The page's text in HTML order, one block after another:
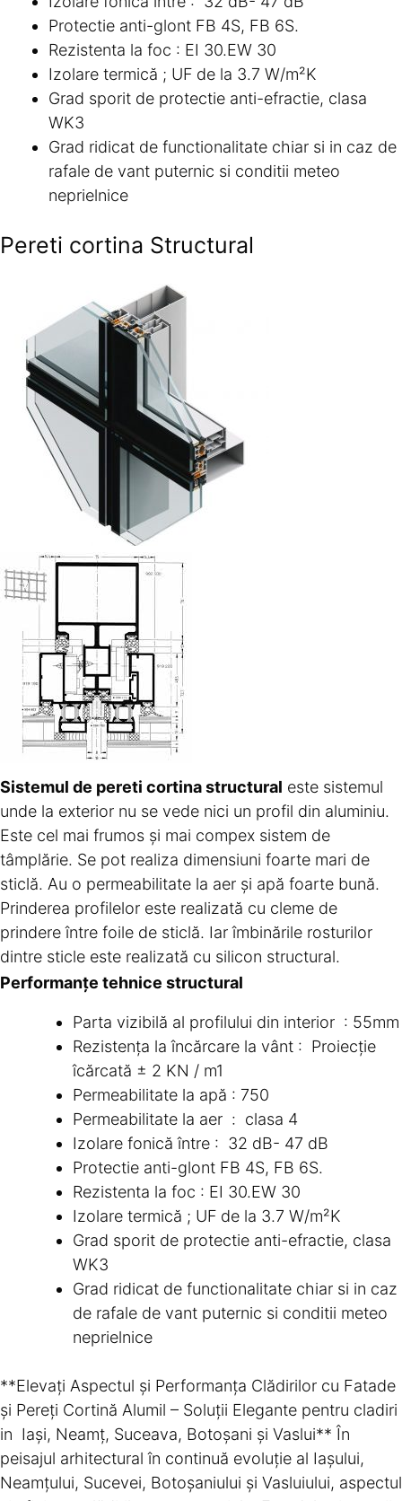
Protectie anti-glont FB 4S, FB 6S.
Rezistenta la foc : EI 30.EW 30
Izolare termică ; UF de la 3.7 W/m²K
Grad sporit de protectie anti-efractie, clasa
WK3
Grad ridicat de functionalitate chiar si in caz de
rafale de vant puternic si conditii meteo
neprielnice
Pereti cortina Structural
Sistemul de pereti cortina structural este sistemul
unde la exterior nu se vede nici un profil din aluminiu.
Este cel mai frumos și mai compex sistem de
tâmplărie. Se pot realiza dimensiuni foarte mari de
sticlă. Au o permeabilitate la aer și apă foarte bună.
Prinderea profilelor este realizată cu cleme de
prindere între foile de sticlă. Iar îmbinările rosturilor
dintre sticle este realizată cu silicon structural.
Performanțe tehnice structural
Parta vizibilă al profilului din interior : 55mm
Rezistența la încărcare la vânt : Proiecție
îcărcată ± 2 KN / m1
Permeabilitate la apă : 750
Permeabilitate la aer : clasa 4
Izolare fonică între : 32 dB- 47 dB
Protectie anti-glont FB 4S, FB 6S.
Rezistenta la foc : EI 30.EW 30
Izolare termică ; UF de la 3.7 W/m²K
Grad sporit de protectie anti-efractie, clasa
WK3
Grad ridicat de functionalitate chiar si in caz
de rafale de vant puternic si conditii meteo
neprielnice
**Elevați Aspectul și Performanța Clădirilor cu Fatade
și Pereți Cortină Alumil – Soluții Elegante pentru cladiri
in Iași, Neamț, Suceava, Botoșani și Vaslui** În
peisajul arhitectural în continuă evoluție al Iașului,
Neamțului, Sucevei, Botoșaniului și Vasluiului, aspectul